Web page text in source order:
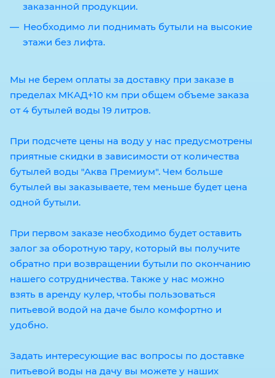
заказанной продукции.
Необходимо ли поднимать бутыли на высокие
этажи без лифта.
Мы не берем оплаты за доставку при заказе в
пределах МКАД+10 км при общем объеме заказа
от 4 бутылей воды 19 литров.
При подсчете цены на воду у нас предусмотрены
приятные скидки в зависимости от количества
бутылей воды "Аква Премиум". Чем больше
бутылей вы заказываете, тем меньше будет цена
одной бутыли.
При первом заказе необходимо будет оставить
залог за оборотную тару, который вы получите
обратно при возвращении бутыли по окончанию
нашего сотрудничества. Также у нас можно
взять в аренду кулер, чтобы пользоваться
питьевой водой на даче было комфортно и
удобно.
Задать интересующие вас вопросы по доставке
питьевой воды на дачу вы можете у наших